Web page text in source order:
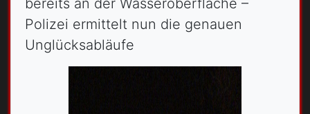
bereits an der Wasseroberfläche –
Polizei ermittelt nun die genauen
Unglücksabläufe